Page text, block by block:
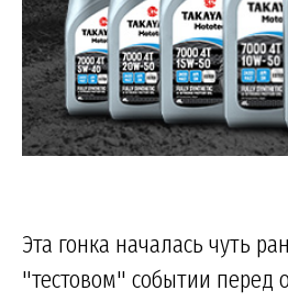
Эта гонка началась чуть
"тестовом" событии перед